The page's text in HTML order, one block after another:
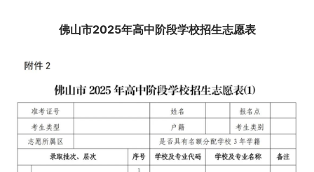
佛山市2025年高中阶段学校招生志愿表